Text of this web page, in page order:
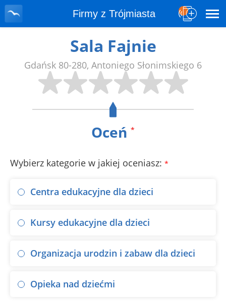
Firmy z Trójmiasta
Sala Fajnie
Gdańsk 80-280, Antoniego Słonimskiego 6
Oceń *
Wybierz kategorie w jakiej oceniasz: *
Centra edukacyjne dla dzieci
Kursy edukacyjne dla dzieci
Organizacja urodzin i zabaw dla dzieci
Opieka nad dziećmi